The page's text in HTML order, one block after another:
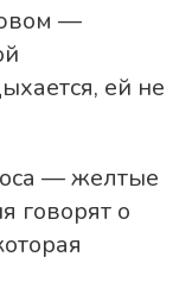
—
ей не
— желтые
говорят о